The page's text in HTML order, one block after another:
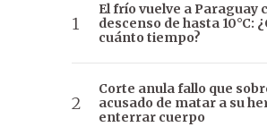
El frío vuelve a Paraguay
descenso de hasta 10°C:
cuánto tiempo?
Corte anula fallo que
acusado de matar a su
enterrar cuerpo